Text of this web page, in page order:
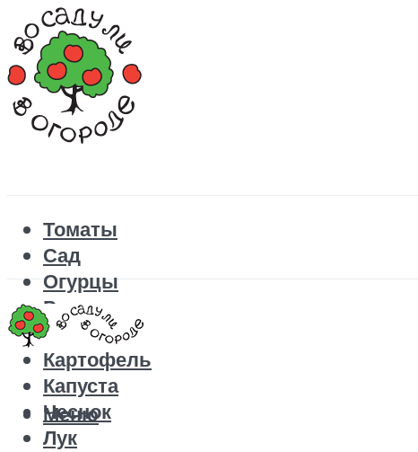
Томаты
Сад
Огурцы
Рецепты
Перец
Картофель
Капуста
Чеснок
Лук
Меню